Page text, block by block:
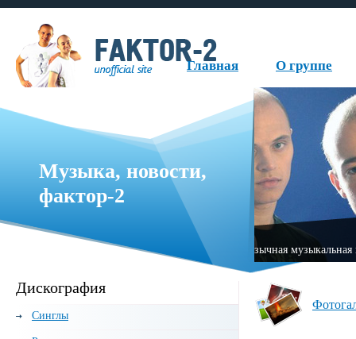
Главная О группе
Музыка, новости,
фактор-2
образованная в 1999 году. «Fаktor-2» —
Дискография
Синглы